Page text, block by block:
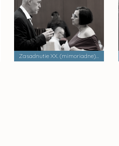
Zasadnutie XX. (mimoriadne) Mestského zastupiteľstva v Košiciach